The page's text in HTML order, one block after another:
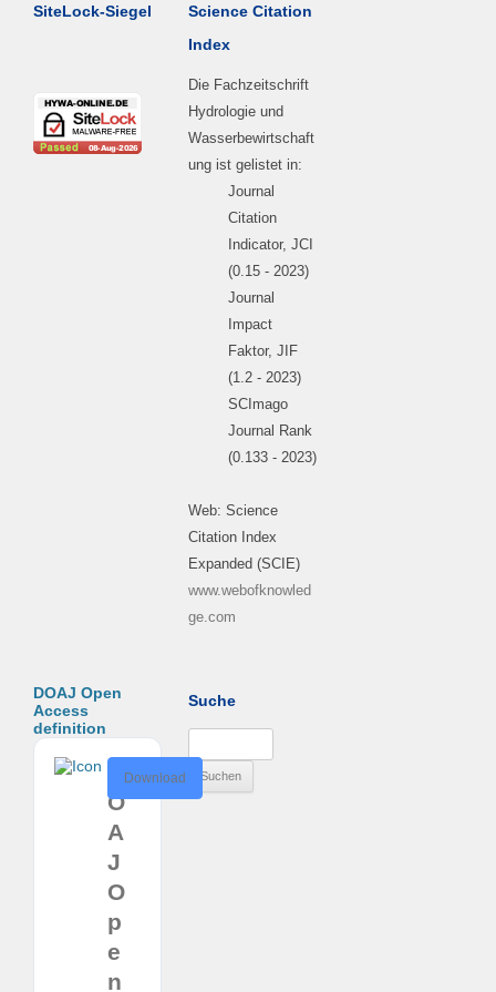
SiteLock-Siegel
Science Citation
Index
Die Fachzeitschrift
Hydrologie und
Wasserbewirtschaft
ung ist gelistet in:
Journal
Citation
Indicator, JCI
(0.15 - 2023)
Journal
Impact
Faktor, JIF
(1.2 - 2023)
SCImago
Journal Rank
(0.133 - 2023)
Web: Science
Citation Index
Expanded (SCIE)
www.webofknowled
ge.com
DOAJ Open
Access
definition
O
A
J
O
p
e
n
Download
Suche
nach: